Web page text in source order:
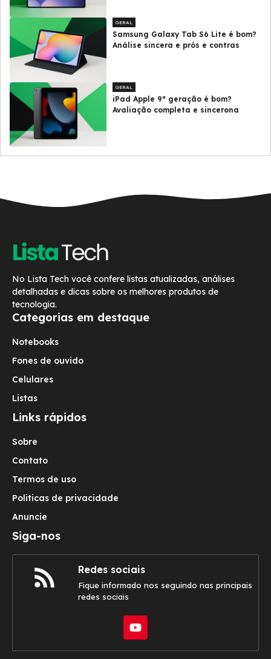
GERAL
Samsung Galaxy Tab S6 Lite é bom?
Análise sincera e prós e contras
GERAL
iPad Apple 9ª geração é bom?
Avaliação completa e sincerona
No Lista Tech você confere listas atualizadas, análises
detalhadas e dicas sobre os melhores produtos de
tecnologia.
Categorias em destaque
Notebooks
Fones de ouvido
Celulares
Listas
Links rápidos
Sobre
Contato
Termos de uso
Politicas de privacidade
Anuncie
Siga-nos
Redes sociais
Fique informado nos seguindo nas principais
redes sociais